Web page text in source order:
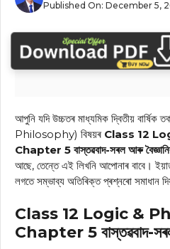
Published On: December 5,
আপুনি যদি উচ্চতৰ মাধ্যমিক দ্বিতীয়
Philosophy) বিষয়ৰ Class 12
Chapter 5 বাস্তৱবাদ-সৰল আৰু
আছে, তেন্তে এই লিখনি আপোনাৰ বাবে।
লগতে সম্ভাব্য অতিৰিক্ত প্ৰশ্নৰো সমাধান
Class 12 Logic &
Chapter 5 বাস্তৱবাদ-